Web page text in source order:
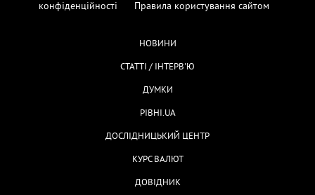
конфіденційності
Правила користування сайтом
НОВИНИ
СТАТТІ / ІНТЕРВ'Ю
ДУМКИ
РІВНІ.UA
ДОСЛІДНИЦЬКИЙ ЦЕНТР
КУРС ВАЛЮТ
ДОВІДНИК